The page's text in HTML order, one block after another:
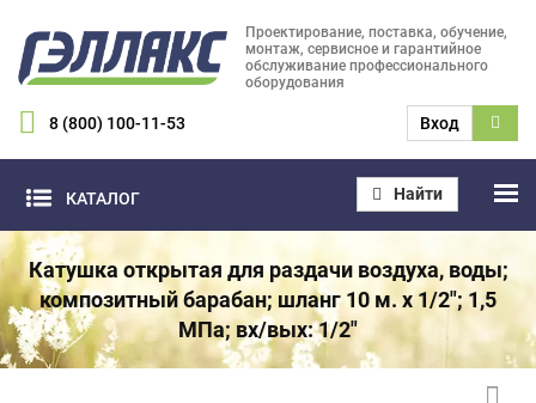
Проектирование, поставка, обучение,
монтаж, сервисное и гарантийное
обслуживание профессионального
оборудования
8 (800) 100-11-53 Вход
КАТАЛОГ Найти
Катушка открытая для раздачи воздуха, воды;
композитный барабан; шланг 10 м. х 1/2"; 1,5
МПа; вх/вых: 1/2"